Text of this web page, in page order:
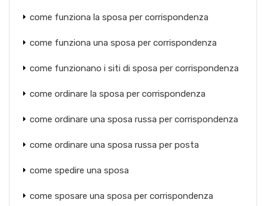
come funziona la sposa per corrispondenza
come funziona una sposa per corrispondenza
come funzionano i siti di sposa per corrispondenza
come ordinare la sposa per corrispondenza
come ordinare una sposa russa per corrispondenza
come ordinare una sposa russa per posta
come spedire una sposa
come sposare una sposa per corrispondenza